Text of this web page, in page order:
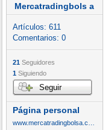
Mercatradingbols a
Artículos: 611
Comentarios: 0
21 Seguidores
1 Siguiendo
Seguir
Página personal